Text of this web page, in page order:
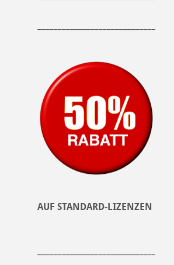
AUF STANDARD-LIZENZEN